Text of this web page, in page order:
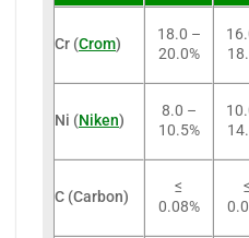
Cr (Crom)
18.0 –
20.0%
Ni (Niken)
8.0 –
10.5%
C (Carbon)
≤
0.08%
≤